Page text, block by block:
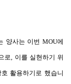
양사는 이번 MOU에
로, 이를 실현하기 위
활용하기로 했습니